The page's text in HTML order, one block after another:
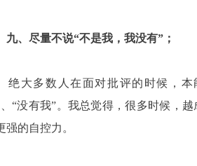
尽量不说“不是我，我没有”；
大多数人在面对批评的时候，本
“没有我”。我总觉得，很多时候，
强的自控力。